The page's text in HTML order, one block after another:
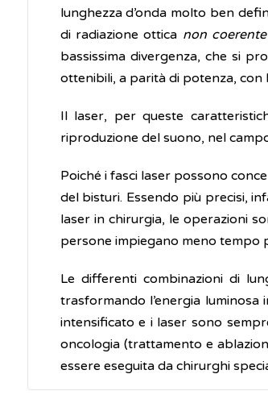
lunghezza d’onda molto ben
di radiazione ottica non coerente
bassissima divergenza, che si
ottenibili, a parità di potenza, con
Il laser, per queste
riproduzione del suono, nel
Poiché i fasci laser possono
del bisturi. Essendo più precisi,
laser in chirurgia, le operazioni
persone impiegano meno
Le differenti combinazioni di
trasformando l’energia
intensificato e i laser sono
oncologia (trattamento e
essere eseguita da chirurghi